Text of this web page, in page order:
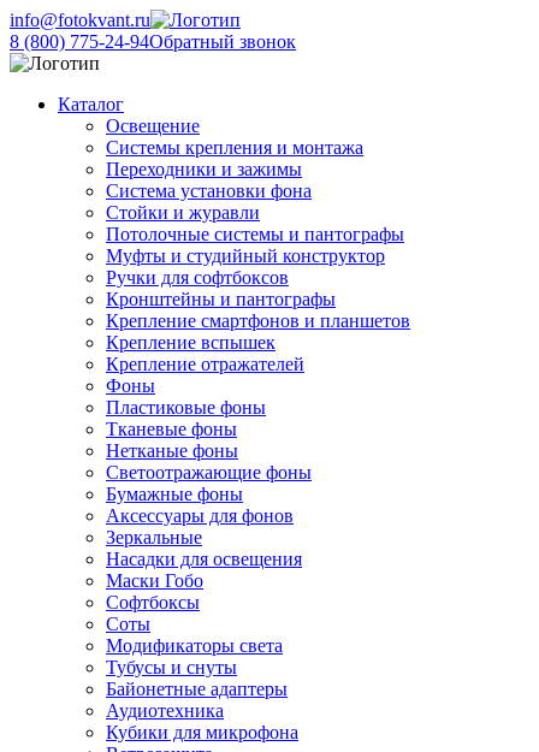
info@fotokvant.ru
8 (800) 775-24-94Обратный звонок
Каталог
Освещение
Системы крепления и монтажа
Переходники и зажимы
Система установки фона
Стойки и журавли
Потолочные системы и пантографы
Муфты и студийный конструктор
Ручки для софтбоксов
Кронштейны и пантографы
Крепление смартфонов и планшетов
Крепление вспышек
Крепление отражателей
Фоны
Пластиковые фоны
Тканевые фоны
Нетканые фоны
Светоотражающие фоны
Бумажные фоны
Аксессуары для фонов
Зеркальные
Насадки для освещения
Маски Гобо
Софтбоксы
Соты
Модификаторы света
Тубусы и снуты
Байонетные адаптеры
Аудиотехника
Кубики для микрофона